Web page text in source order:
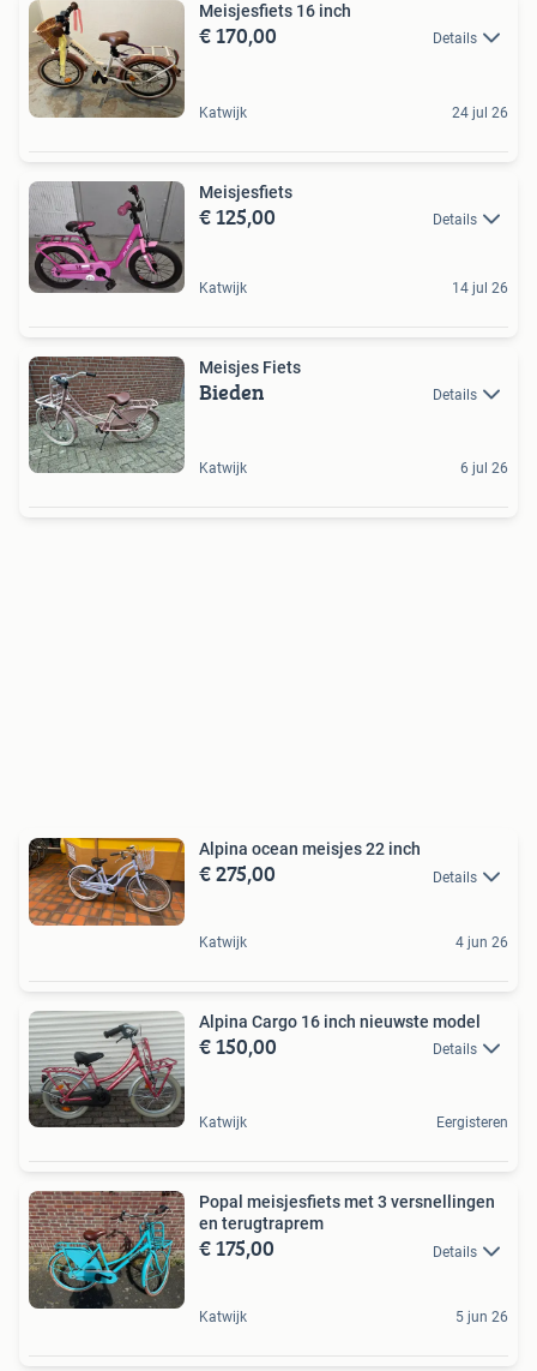
Meisjesfiets 16 inch
€ 170,00 Details
Katwijk 24 jul 26
Meisjesfiets
€ 125,00 Details
Katwijk 14 jul 26
Meisjes Fiets
Bieden Details
Katwijk 6 jul 26
Alpina ocean meisjes 22 inch
€ 275,00 Details
Katwijk 4 jun 26
Alpina Cargo 16 inch nieuwste model
€ 150,00 Details
Katwijk Eergisteren
Popal meisjesfiets met 3 versnellingen
en terugtraprem
€ 175,00 Details
Katwijk 5 jun 26